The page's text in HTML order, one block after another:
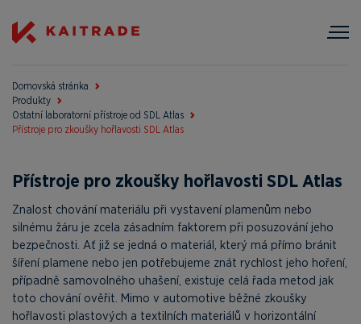
Domovská stránka
Produkty
Ostatní laboratorní přístroje od SDL Atlas
Přístroje pro zkoušky hořlavosti SDL Atlas
Přístroje pro zkoušky hořlavosti SDL Atlas
Znalost chování materiálu při vystavení plamenům nebo
silnému žáru je zcela zásadním faktorem při posuzování jeho
bezpečnosti. Ať již se jedná o materiál, který má přímo bránit
šíření plamene nebo jen potřebujeme znát rychlost jeho hoření,
případně samovolného uhašení, existuje celá řada metod jak
toto chování ověřit. Mimo v automotive běžné zkoušky
hořlavosti plastových a textilních materiálů v horizontální